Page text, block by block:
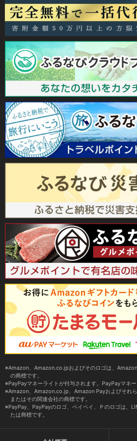
Amazon、Amazon.co.jpおよびそのロゴは、
の商標です。
PayPayマネーライトが付与されます。PayPayマネ
Amazon、Amazon.co.jp、Amazon Payおよびそれ
またはその関連会社の商標です。
PayPay、PayPayのロゴ、ペイペイ、Ｐのロゴは、
たは商標です。